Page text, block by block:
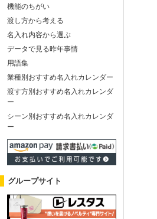
機能のちがい
渡し方から考える
名入れ内容から選ぶ
データで見る昨年事情
用語集
業種別おすすめ名入れカレンダー
渡す方別おすすめ名入れカレンダ
ー
シーン別おすすめ名入れカレンダ
ー
グループサイト